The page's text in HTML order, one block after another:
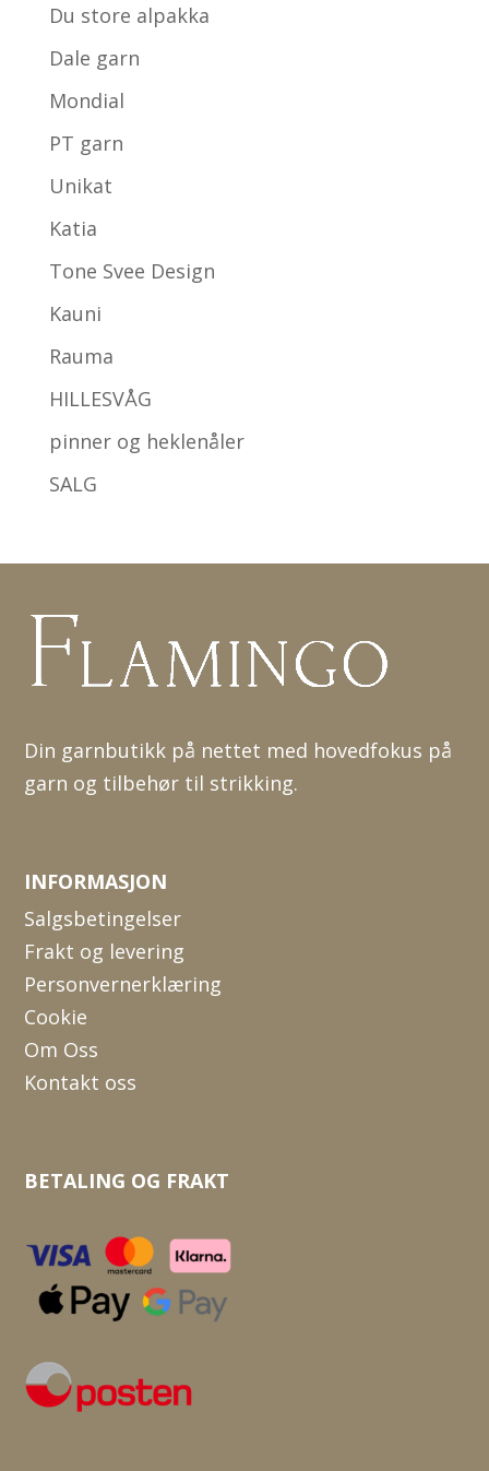
Du store alpakka
Dale garn
Mondial
PT garn
Unikat
Katia
Tone Svee Design
Kauni
Rauma
HILLESVÅG
pinner og heklenåler
SALG
Din garnbutikk på nettet med hovedfokus på
garn og tilbehør til strikking.
INFORMASJON
Salgsbetingelser
Frakt og levering
Personvernerklæring
Cookie
Om Oss
Kontakt oss
BETALING OG FRAKT